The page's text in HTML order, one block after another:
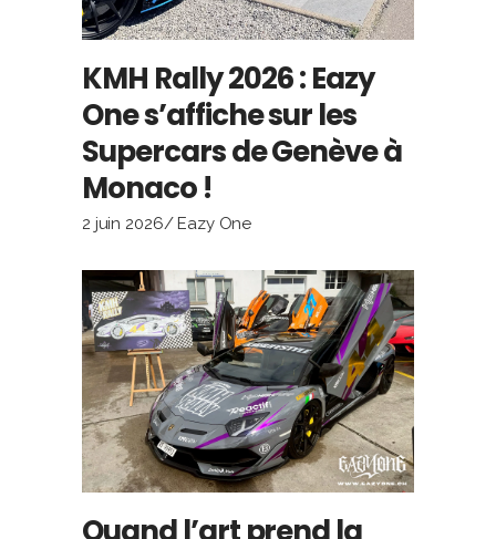
KMH Rally 2026 : Eazy
One s’affiche sur les
Supercars de Genève à
Monaco !
2 juin 2026 Eazy One